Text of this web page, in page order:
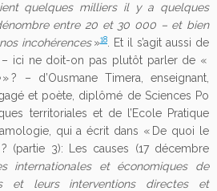
quelques milliers il y a quelques
entre 20 et 30 000 – et bien
incohérences»18
. Et il s’agit aussi de
ici ne doit-on pas plutôt parler de «
» ? – d’Ousmane Timera, enseignant,
et poète, diplômé de Sciences Po
territoriales et de l’Ecole Pratique
qui a écrit dans « De quoi le
(partie 3): Les causes (17 décembre
internationales et économiques de
et leurs interventions directes et